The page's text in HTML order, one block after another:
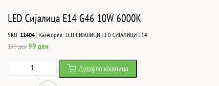
LED Сијалица E14 G46 10W 6000K
SKU:11404 | Категории:LED СИЈАЛИЦИ,LED СИЈАЛИЦИ Е14
145денOriginal
was:
145 ден.
99 денCurrent
99 ден.
Сијалица
Додај во кошница